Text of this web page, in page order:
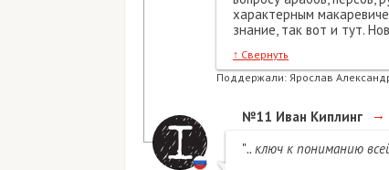
характерным
знание, так вот и тут.
↑ Свернуть
Поддержали: Ярослав
№11 Иван Киплинг →
".. ключ к пониманию